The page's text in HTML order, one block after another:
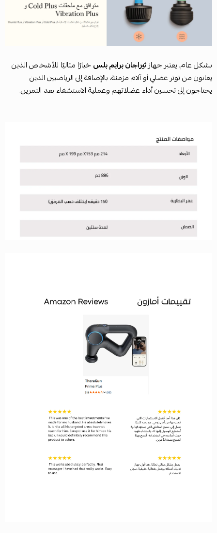
بشكل عام، يعتبر جهازثيراجان برايم بلسخيارًا مثاليًا للأشخاص الذين
يعانون من توتر عضلي أو آلام مزمنة، بالإضافة إلى الرياضيين الذين
يحتاجون إلى تحسين أداء عضلاتهم وعملية الاستشفاء بعد التمرين.